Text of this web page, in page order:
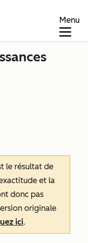
Menu
le résultat de
et la
donc pas
originale
ici.